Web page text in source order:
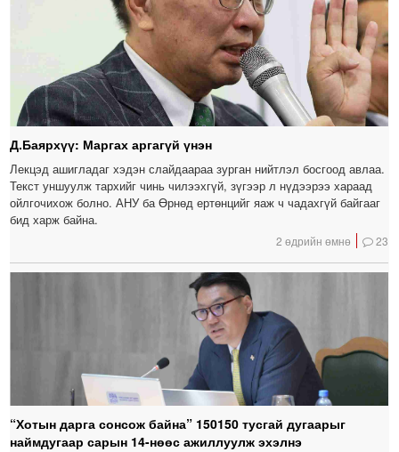
Д.Баярхүү: Маргах аргагүй үнэн
Лекцэд ашигладаг хэдэн слайдаараа зурган нийтлэл босгоод авлаа.
Текст уншуулж тархийг чинь чилээхгүй, зүгээр л нүдээрээ хараад
ойлгочихож болно. АНУ ба Өрнөд ертөнцийг яаж ч чадахгүй байгааг
бид харж байна.
2 өдрийн өмнө 23
“Хотын дарга сонсож байна” 150150 тусгай дугаарыг
наймдугаар сарын 14-нөөс ажиллуулж эхэлнэ